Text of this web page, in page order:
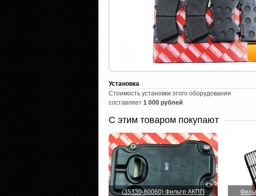
Установка
Стоимость установки этого оборудования
составляет 1 000 рублей
С этим товаром покупают
(35330-60060) Фильтр АКПП